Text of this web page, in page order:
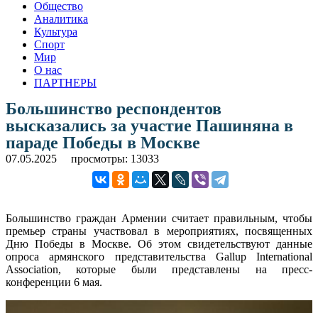
Общество
Аналитика
Культура
Спорт
Мир
О нас
ПАРТНЕРЫ
Большинство респондентов
высказались за участие Пашиняна в
параде Победы в Москве
07.05.2025 просмотры: 13033
Большинство граждан Армении считает правильным, чтобы
премьер страны участвовал в мероприятиях, посвященных
Дню Победы в Москве. Об этом свидетельствуют данные
опроса армянского представительства Gallup International
Аssociation, которые были представлены на пресс-
конференции 6 мая.